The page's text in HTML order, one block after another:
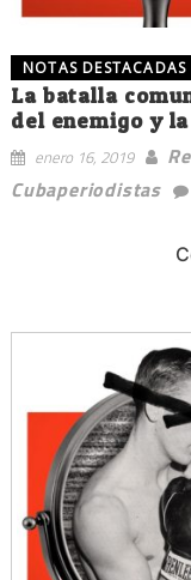
NOTAS DESTACADAS
La batalla
del enemigo y
enero 16, 2019
Cubaperiodistas